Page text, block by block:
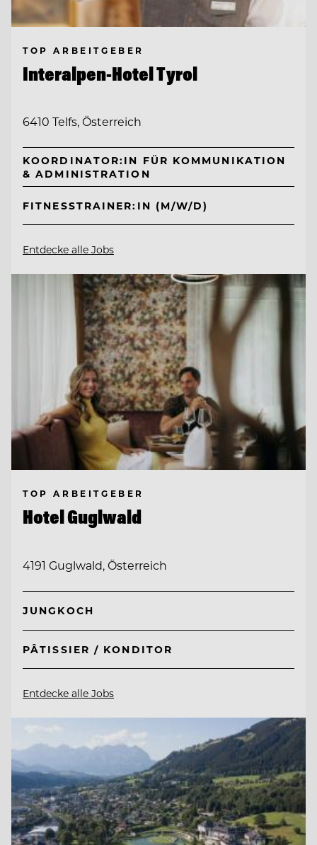
TOP ARBEITGEBER
Interalpen-Hotel Tyrol
6410 Telfs, Österreich
KOORDINATOR:IN FÜR KOMMUNIKATION
& ADMINISTRATION
FITNESSTRAINER:IN (M/W/D)
Entdecke alle Jobs
TOP ARBEITGEBER
Hotel Guglwald
4191 Guglwald, Österreich
JUNGKOCH
PÂTISSIER / KONDITOR
Entdecke alle Jobs